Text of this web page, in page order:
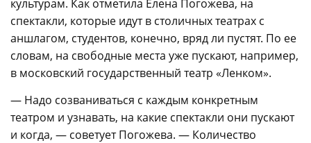
культурам. Как отметила Елена Погожева, на
спектакли, которые идут в столичных театрах с
аншлагом, студентов, конечно, вряд ли пустят. По ее
словам, на свободные места уже пускают, например,
в московский государственный театр «Ленком».
— Надо созваниваться с каждым конкретным
театром и узнавать, на какие спектакли они пускают
и когда, — советует Погожева. — Количество